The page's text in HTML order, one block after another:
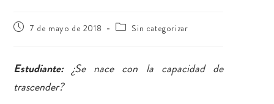
7 de mayo de 2018 Sin categorizar
Estudiante:¿Se nace con la capacidad de
trascender?